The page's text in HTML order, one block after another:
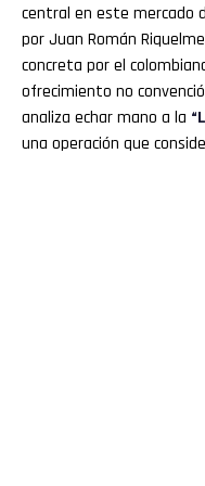
central en este mercado
por Juan Román
concreta por el
ofrecimiento no
analiza echar mano a la
una operación que